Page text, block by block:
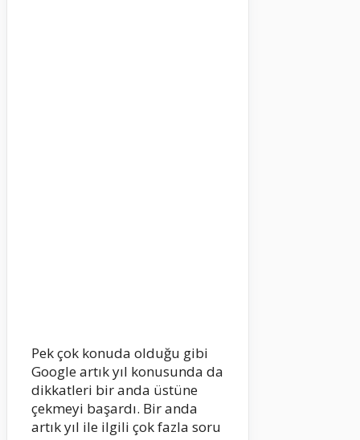
Pek çok konuda olduğu gibi
Google artık yıl konusunda da
dikkatleri bir anda üstüne
çekmeyi başardı. Bir anda
artık yıl ile ilgili çok fazla soru